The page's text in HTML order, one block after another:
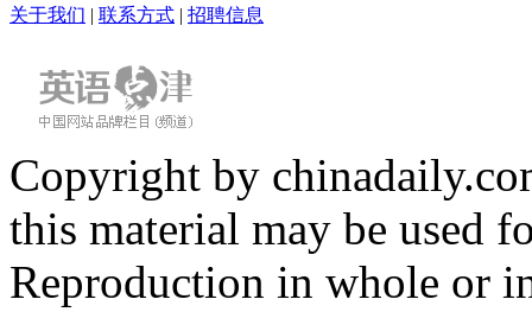
关于我们 | 联系方式 | 招聘信息
Copyright by
this material may be used
Reproduction in whole or